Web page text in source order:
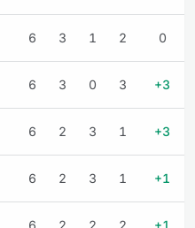
6 3 1 2 0
6 3 0 3 +3
6 2 3 1 +3
6 2 3 1 +1
6 2 2 2 +1